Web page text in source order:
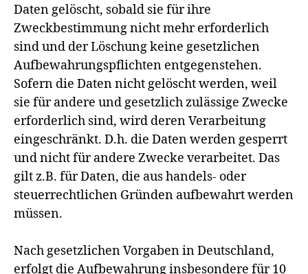
Daten gelöscht, sobald sie für ihre
Zweckbestimmung nicht mehr erforderlich
sind und der Löschung keine gesetzlichen
Aufbewahrungspflichten entgegenstehen.
Sofern die Daten nicht gelöscht werden, weil
sie für andere und gesetzlich zulässige Zwecke
erforderlich sind, wird deren Verarbeitung
eingeschränkt. D.h. die Daten werden gesperrt
und nicht für andere Zwecke verarbeitet. Das
gilt z.B. für Daten, die aus handels- oder
steuerrechtlichen Gründen aufbewahrt werden
müssen.
Nach gesetzlichen Vorgaben in Deutschland,
erfolgt die Aufbewahrung insbesondere für 10